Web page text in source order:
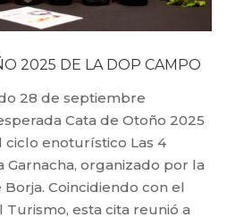
2025 DE LA DOP CAMPO
28 de septiembre
Cata de Otoño 2025
enoturístico Las 4
Garnacha, organizado por la
Coincidiendo con el
esta cita reunió a